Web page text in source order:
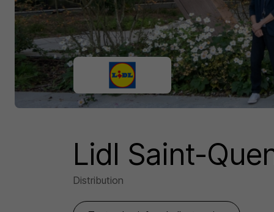
Lidl Saint-
Distribution